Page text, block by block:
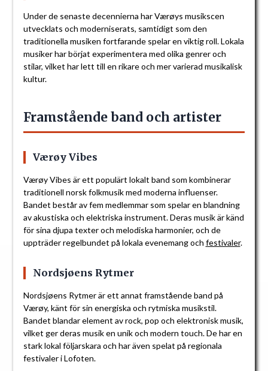
Under de senaste decennierna har Værøys musikscen
utvecklats och moderniserats, samtidigt som den
traditionella musiken fortfarande spelar en viktig roll. Lokala
musiker har börjat experimentera med olika genrer och
stilar, vilket har lett till en rikare och mer varierad musikalisk
kultur.
Framstående band och artister
Værøy Vibes
Værøy Vibes är ett populärt lokalt band som kombinerar
traditionell norsk folkmusik med moderna influenser.
Bandet består av fem medlemmar som spelar en blandning
av akustiska och elektriska instrument. Deras musik är känd
för sina djupa texter och melodiska harmonier, och de
uppträder regelbundet på lokala evenemang och festivaler.
Nordsjøens Rytmer
Nordsjøens Rytmer är ett annat framstående band på
Værøy, känt för sin energiska och rytmiska musikstil.
Bandet blandar element av rock, pop och elektronisk musik,
vilket ger deras musik en unik och modern touch. De har en
stark lokal följarskara och har även spelat på regionala
festivaler i Lofoten.